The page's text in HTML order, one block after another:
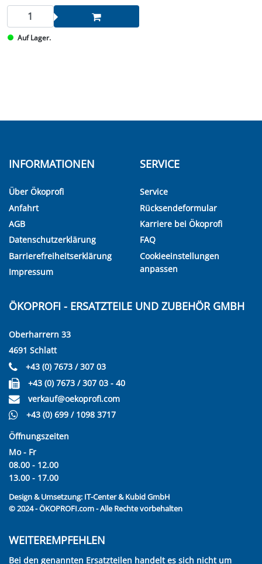
Auf Lager.
INFORMATIONEN
Über Ökoprofi
Anfahrt
AGB
Datenschutzerklärung
Barrierefreiheitserklärung
Impressum
SERVICE
Service
Rücksendeformular
Karriere bei Ökoprofi
FAQ
Cookieeinstellungen
anpassen
ÖKOPROFI - ERSATZTEILE UND ZUBEHÖR GMBH
Oberharrern 33
4691 Schlatt
+43 (0) 7673 / 307 03
+43 (0) 7673 / 307 03 - 40
verkauf@oekoprofi.com
+43 (0) 699 / 1098 3717
Öffnungszeiten
Mo - Fr
08.00 - 12.00
13.00 - 17.00
Design & Umsetzung: IT-Center & Kubid GmbH
© 2024 - ÖKOPROFI.com - Alle Rechte vorbehalten
WEITEREMPFEHLEN
Bei den genannten Ersatzteilen handelt es sich nicht um